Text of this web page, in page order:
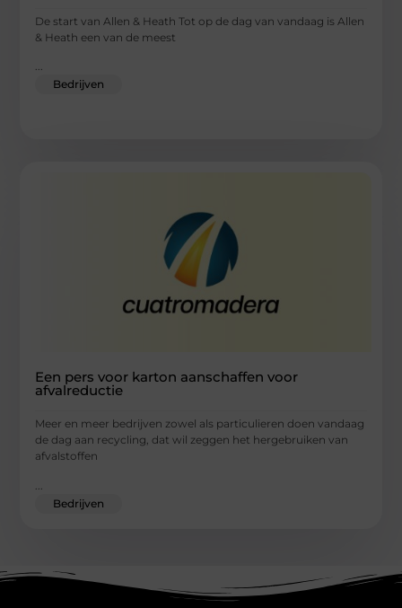
De start van Allen & Heath Tot op de dag van vandaag is Allen
& Heath een van de meest
...
Bedrijven
Een pers voor karton aanschaffen voor
afvalreductie
Meer en meer bedrijven zowel als particulieren doen vandaag
de dag aan recycling, dat wil zeggen het hergebruiken van
afvalstoffen
Bedrijven